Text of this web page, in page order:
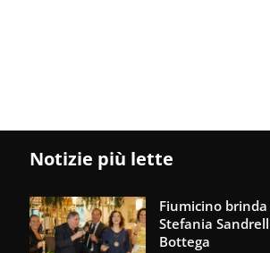
Notizie più lette
Fiumicino
Stefania
Bottega